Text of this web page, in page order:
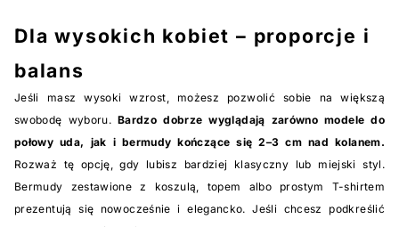
Dla wysokich kobiet – proporcje i
balans
Jeśli masz wysoki wzrost, możesz pozwolić sobie na większą
swobodę wyboru.Bardzo dobrze wyglądają zarówno modele do
połowy uda, jak i bermudy kończące się 2–3 cm nad kolanem.
Rozważ tę opcję, gdy lubisz bardziej klasyczny lub miejski styl.
Bermudy zestawione z koszulą, topem albo prostym T-shirtem
prezentują się nowocześnie i elegancko. Jeśli chcesz podkreślić